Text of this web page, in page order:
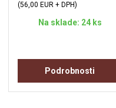
(56,00 EUR + DPH)
Na sklade: 24 ks
Podrobnosti